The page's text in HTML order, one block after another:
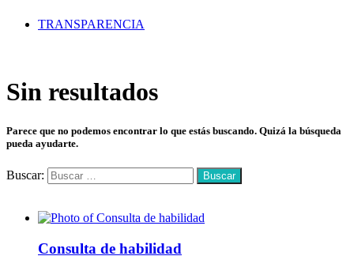
TRANSPARENCIA
Sin resultados
Parece que no podemos encontrar lo que estás buscando. Quizá la búsqueda
pueda ayudarte.
Buscar:
Consulta de habilidad